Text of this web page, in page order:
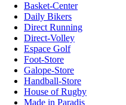
Basket-Center
Daily Bikers
Direct Running
Direct-Volley
Espace Golf
Foot-Store
Galope-Store
Handball-Store
House of Rugby
Made in Paradis